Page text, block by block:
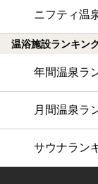
ニフティ温
温浴施設ランキン
年間温泉ラ
月間温泉ラ
サウナラン